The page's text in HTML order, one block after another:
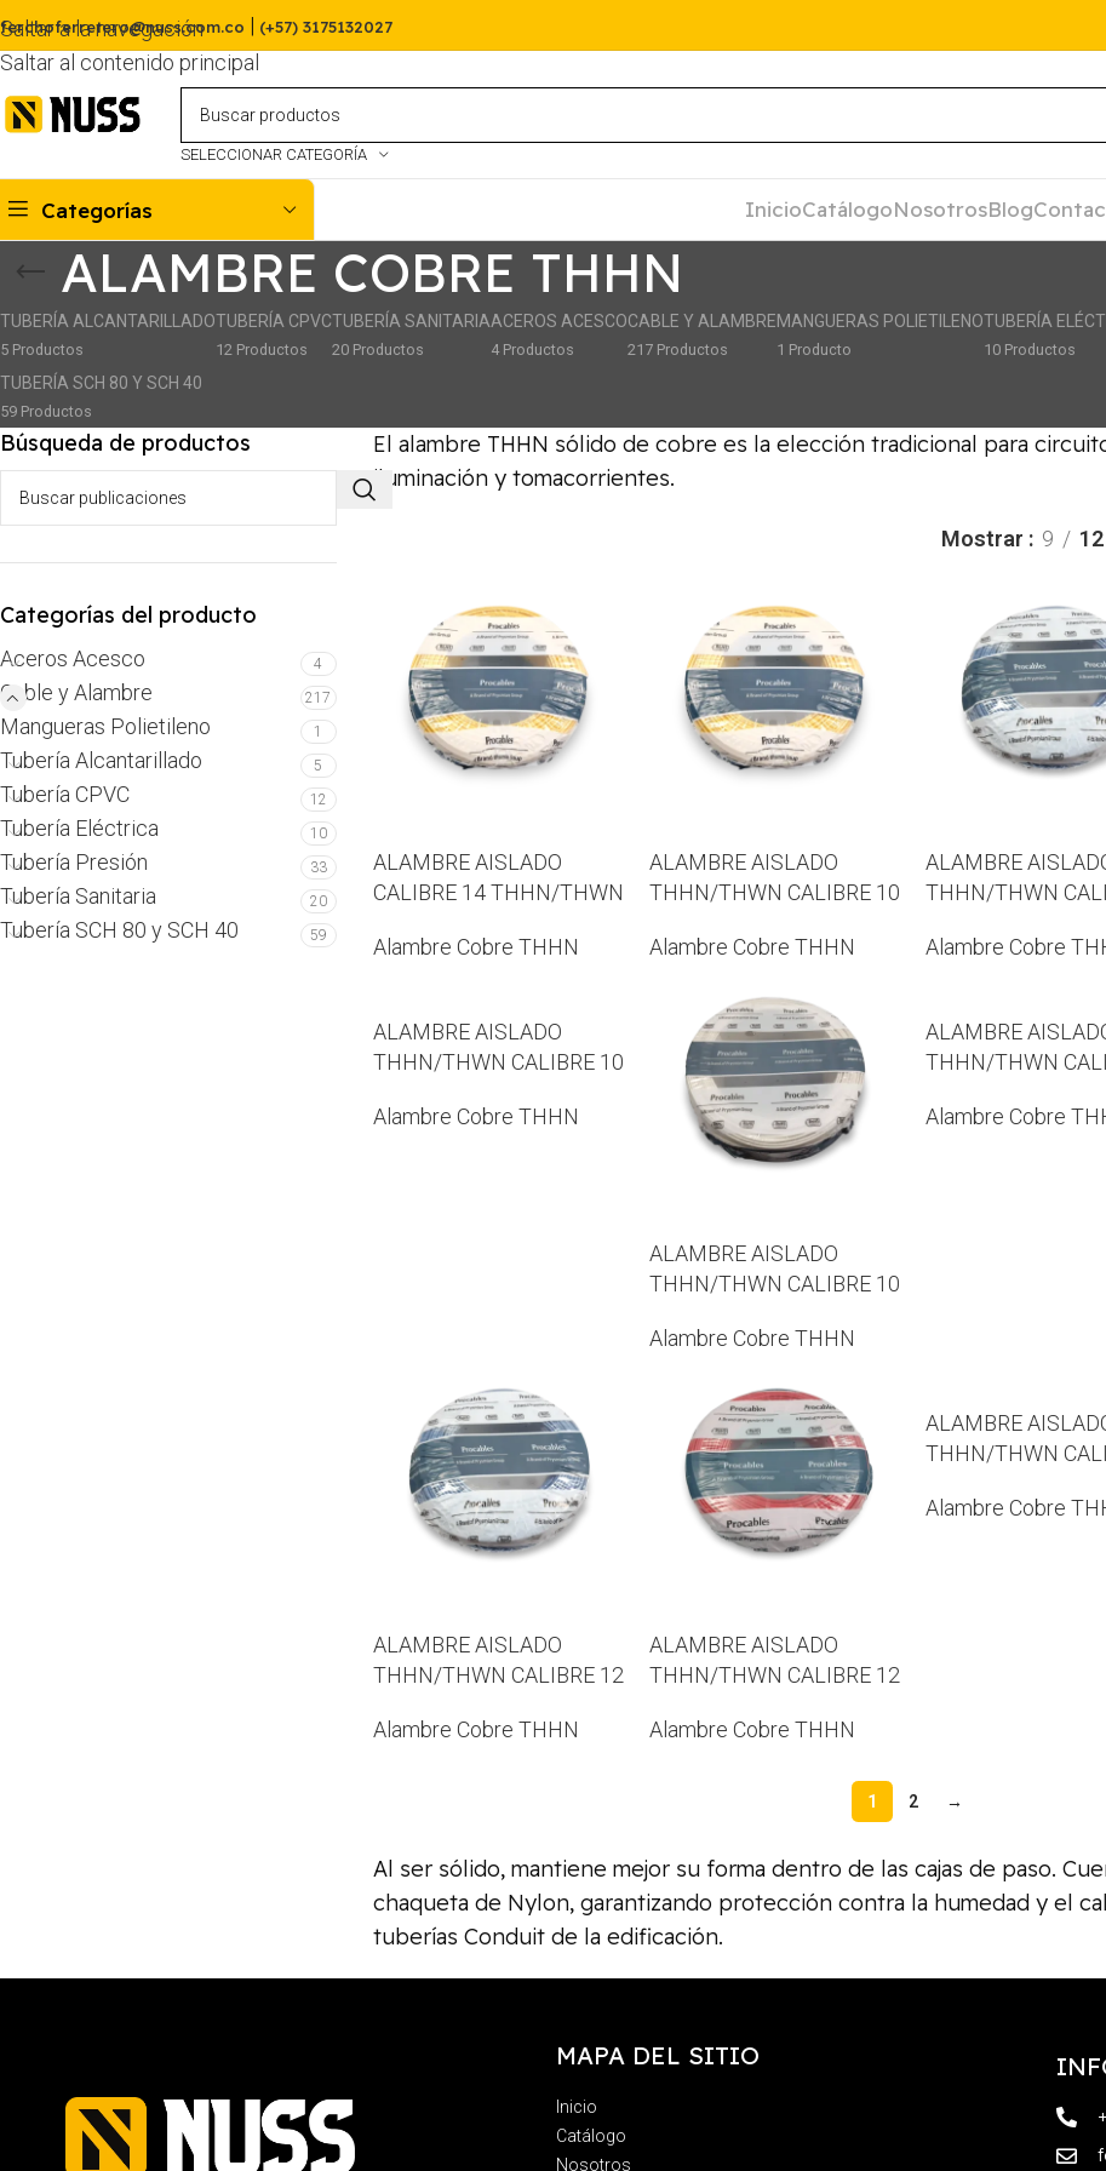
Saltar a la navegación
Saltar al contenido principal
ferchoferretero@nuss.com.co | (+57) 3175132027
SELECCIONAR CATEGORÍA
Categorías InicioCatálogoNosotrosBlog
ALAMBRE COBRE THHN
TUBERÍA ALCANTARILLADO
5 Productos
TUBERÍA CPVC
12 Productos
TUBERÍA SANITARIA
20 Productos
ACEROS ACESCO
4 Productos
CABLE Y ALAMBRE
217 Productos
MANGUERAS POLIETILENO
1 Producto
TUBERÍA
10 Productos
TUBERÍA SCH 80 Y SCH 40
59 Productos
Búsqueda de productos
Categorías del producto
Aceros Acesco 4
Cable y Alambre 217
Mangueras Polietileno 1
Tubería Alcantarillado 5
Tubería CPVC 12
Tubería Eléctrica 10
Tubería Presión 33
Tubería Sanitaria 20
Tubería SCH 80 y SCH 40 59
El alambre THHN sólido de cobre es la elección tradicional para
iluminación y tomacorrientes.
Mostrar 9 12
ALAMBRE AISLADO
CALIBRE 14 THHN/THWN
Alambre Cobre THHN
ALAMBRE AISLADO
THHN/THWN CALIBRE 10
Alambre Cobre THHN
ALAMBRE
THHN/THWN
Alambre Cobre
ALAMBRE AISLADO
THHN/THWN CALIBRE 10
Alambre Cobre THHN
ALAMBRE AISLADO
THHN/THWN CALIBRE 10
Alambre Cobre THHN
ALAMBRE
THHN/THWN
Alambre Cobre
ALAMBRE AISLADO
THHN/THWN CALIBRE 12
Alambre Cobre THHN
ALAMBRE AISLADO
THHN/THWN CALIBRE 12
Alambre Cobre THHN
ALAMBRE
THHN/THWN
Alambre Cobre
1 2 →
Al ser sólido, mantiene mejor su forma dentro de las cajas de paso.
chaqueta de Nylon, garantizando protección contra la humedad y el
tuberías Conduit de la edificación.
MAPA DEL SITIO
Inicio
Catálogo
Nosotros